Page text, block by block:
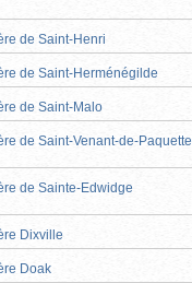
de Saint-Henri
de Saint-Herménégilde
de Saint-Malo
de Saint-Venant-de-Paquette
de Sainte-Edwidge
Dixville
Doak